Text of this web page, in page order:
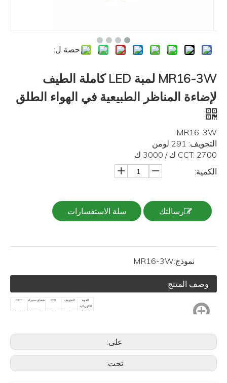
حصة ل:
MR16-3W لمبة LED كاملة الطيف
لإضاءة المناظر الطبيعية في الهواء الطلق
MR16-3W
التجويف: 291 لومن
CCT: 2700 ك / 3000 ك
الكمية:
رسالتك سلة الاستفسارات
نموذج:MR16-3W
وصف المنتج
القوة
الكهربائية
التجويف CRI شعاع سبيراد CCT
3 واط 291
90+
38 درجة /
2700 ك /
على:
تحت: